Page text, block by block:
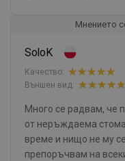
Мнението
SoloK
Качество:
Външен вид:
Много се радвам, че
от неръждаема
време и нищо не му
препоръчвам на